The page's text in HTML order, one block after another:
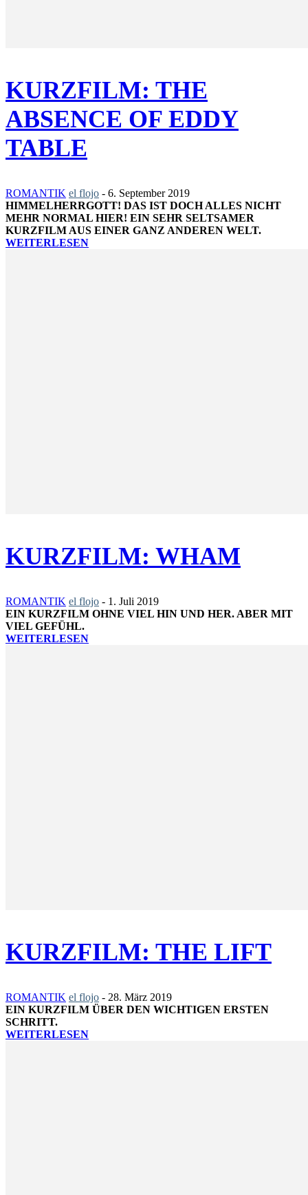
KURZFILM: THE
ABSENCE OF EDDY
TABLE
ROMANTIK el flojo - 6. September 2019
HIMMELHERRGOTT! DAS IST DOCH ALLES NICHT
MEHR NORMAL HIER! EIN SEHR SELTSAMER
KURZFILM AUS EINER GANZ ANDEREN WELT.
WEITERLESEN
KURZFILM: WHAM
ROMANTIK el flojo - 1. Juli 2019
EIN KURZFILM OHNE VIEL HIN UND HER. ABER MIT
VIEL GEFÜHL.
WEITERLESEN
KURZFILM: THE LIFT
ROMANTIK el flojo - 28. März 2019
EIN KURZFILM ÜBER DEN WICHTIGEN ERSTEN
SCHRITT.
WEITERLESEN